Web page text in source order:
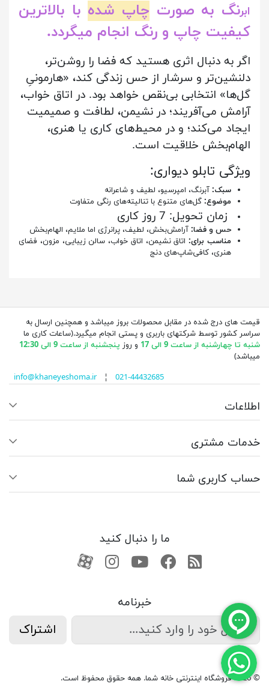
ابرنگ به صورت چاپ شده با بالاترین
کیفیت چاپ و رنگ انجام میگردد.
اگر به دنبال اثری هستید که فضا را روشن‌تر،
دلنشین‌تر و سرشار از حس زندگی کند، «هارمونیِ
گل‌ها» انتخابی بی‌نقص خواهد بود. در اتاق خواب،
آرامش می‌آفریند؛ در نشیمن، لطافت و صمیمیت
ایجاد می‌کند؛ و در محیط‌های کاری یا هنری،
الهام‌بخش خلاقیت است.
:ویژگی تابلو دیواری
سبک: آبرنگ، امپرسیو، لطیف و شاعرانه
موضوع: گل‌های متنوع با تنالیته‌های رنگی متفاوت
زمان تحویل: 7 روز کاری
حس و فضا: آرامش‌بخش، لطیف، پرانرژی اما ملایم، الهام‌بخش
مناسب برای:اتاق نشیمن، اتاق خواب، سالن زیبایی، مزون، فضای
هنری، کافی‌شاپ‌های دنج
قیمت های درج شده در مقابل محصولات بروز میباشد و همچنین ارسال به
سراسر کشور توسط شرکتهای باربری و پستی انجام میگیرد.(ساعات کاری ما
شنبه تا چهارشنبه از ساعت 9 الی 17
و روز پنجشنبه از ساعت 9 الی 12:30
میباشد)
info@khaneyeshoma.ir¦ 021-44432685
اطلاعات
خدمات مشتری
حساب کاربری شما
ما را دنبال کنید
RSSفیسبوکیوتیوبکانال آپارات
کانال آپارات
خبرنامه
اشتراک
© 2026 فروشگاه اینترنتی خانه شما. همه حقوق محفوظ است.